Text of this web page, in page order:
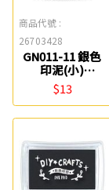
商品代號 :
26703428
GN011-11 銀色
印泥(小)
SEASON
$13